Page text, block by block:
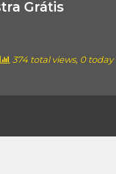
Grátis
374 total views, 0 today